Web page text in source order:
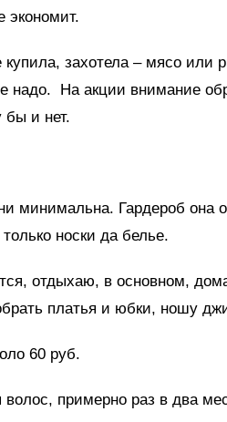
экономит.
захотела – мясо или
надо. На акции внимание
бы и нет.
минимальна. Гардероб она
носки да белье.
отдыхаю, в основном,
платья и юбки, ношу
60 руб.
волос, примерно раз в два